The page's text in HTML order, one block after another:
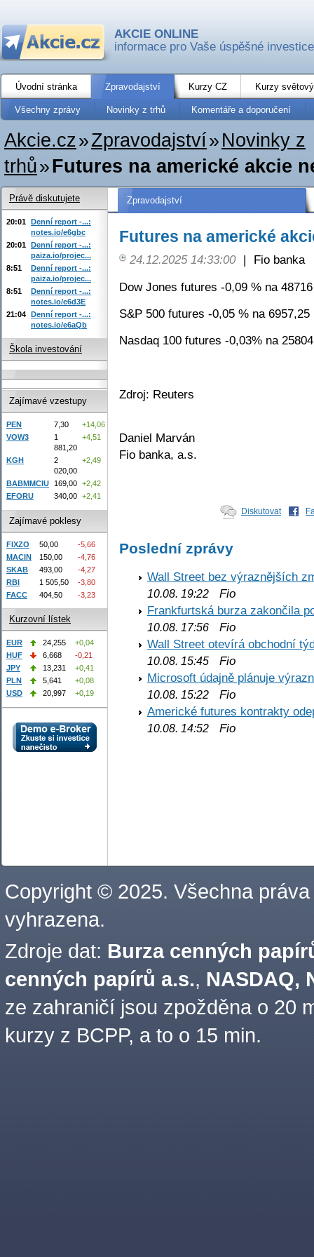
AKCIE ONLINE
informace pro Vaše úspěšné investice
Úvodní stránka Zpravodajství Kurzy CZ Kurzy
Všechny zprávy Novinky z trhů Komentáře a doporučení
Akcie.cz»Zpravodajství» Novinky z
trhů»Futures na americké akcie
Zpravodajství
Futures na americké
24.12.2025 14:33:00 |
Fio banka
Dow Jones futures -0,09 % na
S&P 500 futures -0,05 % na 6957,25
Nasdaq 100 futures -0,03% na
Zdroj: Reuters
Daniel Marván
Fio banka, a.s.
Diskutovat
Poslední zprávy
Wall Street bez výraznějších
10.08. 19:22 Fio
Frankfurtská burza zakončila
10.08. 17:56 Fio
Wall Street otevírá obchodní
10.08. 15:45 Fio
Microsoft údajně plánuje
10.08. 15:22 Fio
Americké futures kontrakty
10.08. 14:52 Fio
Právě diskutujete
20:01 Denní report -...:
notes.io/e6gbc
20:01 Denní report -...:
paiza.io/projec...
8:51
Denní report -...:
paiza.io/projec...
8:51
Denní report -...:
notes.io/e6d3E
21:04 Denní report -...:
notes.io/e6aQb
Škola investování
Zajímavé vzestupy
PEN 7,30
+14,06
VOW3
1
881,20
+4,51
KGH
2
020,00
+2,49
BABMMCIU 169,00 +2,42
EFORU
340,00 +2,41
Zajímavé poklesy
FIXZO 50,00
-5,66
MACIN
150,00
-4,76
SKAB
493,00
-4,27
RBI
1 505,50
-3,80
FACC
404,50 -3,23
Kurzovní lístek
EUR 24,255
+0,04
HUF
6,668
-0,21
JPY
13,231
+0,41
PLN
5,641
+0,08
USD
20,997 +0,19
Copyright © 2025. Všechna práva
vyhrazena.
Zdroje dat: Burza cenných
cenných papírů a.s., NASDAQ,
ze zahraničí jsou zpožděna o 20
kurzy z BCPP, a to o 15 min.